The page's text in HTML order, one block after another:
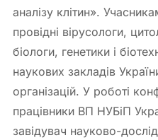
аналізу клітин».
провідні вірусологи,
біологи, генетики і
наукових закладів
організацій. У роботі
працівники ВП НУБіП
завідувач науково-